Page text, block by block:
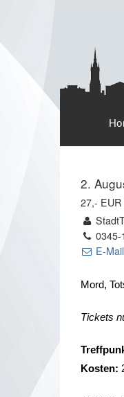
2.
27,-
0345-
E-Mail
Mord,
Tickets
Kosten: